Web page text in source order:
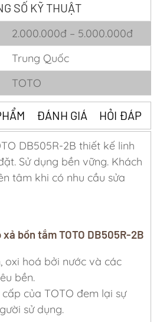
SỐ KỸ THUẬT
2.000.000đ – 5.000.000đ
Trung Quốc
TOTO
ĐÁNH GIÁ HỎI ĐÁP
DB505R-2B thiết kế linh
Sử dụng bền vững. Khách
tâm khi có nhu cầu sửa
bồn tắm TOTO DB505R-2B
oxi hoá bởi nước và các
bền.
của TOTO đem lại sự
sử dụng.